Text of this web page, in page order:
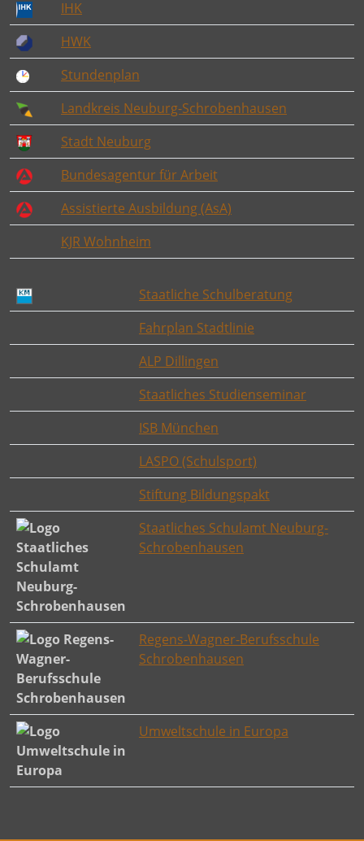
IHK
HWK
Stundenplan
Landkreis Neuburg-Schrobenhausen
Stadt Neuburg
Bundesagentur für Arbeit
Assistierte Ausbildung (AsA)
KJR Wohnheim
Staatliche Schulberatung
Fahrplan Stadtlinie
ALP Dillingen
Staatliches Studienseminar
ISB München
LASPO (Schulsport)
Stiftung Bildungspakt
Staatliches Schulamt Neuburg-
Schrobenhausen
Regens-Wagner-Berufsschule
Schrobenhausen
Umweltschule in Europa